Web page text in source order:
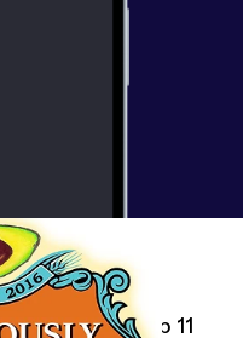
Wiser S3 Ep 11